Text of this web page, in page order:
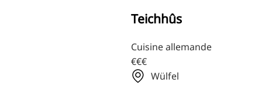
Teichhûs
Cuisine allemande
€€€
Wülfel